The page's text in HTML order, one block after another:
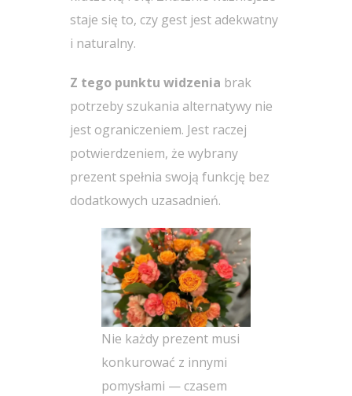
staje się to, czy gest jest adekwatny
i naturalny.
Z tego punktu widzenia brak
potrzeby szukania alternatywy nie
jest ograniczeniem. Jest raczej
potwierdzeniem, że wybrany
prezent spełnia swoją funkcję bez
dodatkowych uzasadnień.
Nie każdy prezent musi
konkurować z innymi
pomysłami — czasem